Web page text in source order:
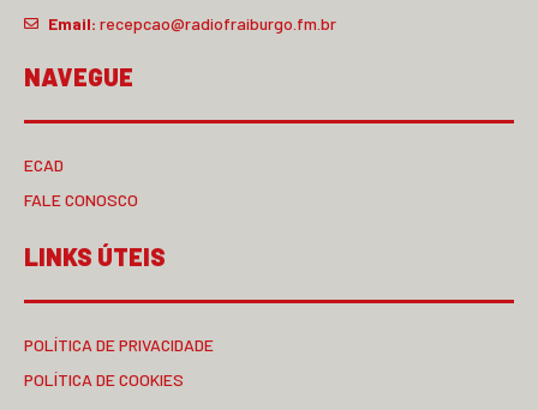
Email: recepcao@radiofraiburgo.fm.br
NAVEGUE
ECAD
FALE CONOSCO
LINKS ÚTEIS
POLÍTICA DE PRIVACIDADE
POLÍTICA DE COOKIES